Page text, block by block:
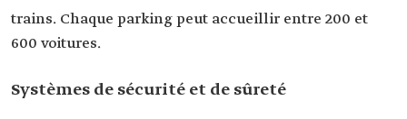
trains. Chaque parking peut accueillir entre 200 et
600 voitures.
Systèmes de sécurité et de sûreté